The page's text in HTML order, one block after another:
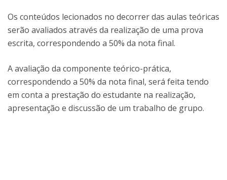
Os conteúdos lecionados no decorrer das aulas teóricas
serão avaliados através da realização de uma prova
escrita, correspondendo a 50% da nota final.
A avaliação da componente teórico-prática,
correspondendo a 50% da nota final, será feita tendo
em conta a prestação do estudante na realização,
apresentação e discussão de um trabalho de grupo.